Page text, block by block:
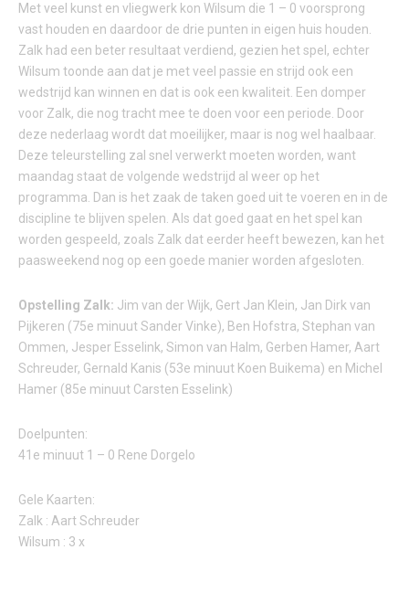
Met veel kunst en vliegwerk kon Wilsum die 1 – 0 voorsprong
vast houden en daardoor de drie punten in eigen huis houden.
Zalk had een beter resultaat verdiend, gezien het spel, echter
Wilsum toonde aan dat je met veel passie en strijd ook een
wedstrijd kan winnen en dat is ook een kwaliteit. Een domper
voor Zalk, die nog tracht mee te doen voor een periode. Door
deze nederlaag wordt dat moeilijker, maar is nog wel haalbaar.
Deze teleurstelling zal snel verwerkt moeten worden, want
maandag staat de volgende wedstrijd al weer op het
programma. Dan is het zaak de taken goed uit te voeren en in de
discipline te blijven spelen. Als dat goed gaat en het spel kan
worden gespeeld, zoals Zalk dat eerder heeft bewezen, kan het
paasweekend nog op een goede manier worden afgesloten.
Opstelling Zalk: Jim van der Wijk, Gert Jan Klein, Jan Dirk van
Pijkeren (75e minuut Sander Vinke), Ben Hofstra, Stephan van
Ommen, Jesper Esselink, Simon van Halm, Gerben Hamer, Aart
Schreuder, Gernald Kanis (53e minuut Koen Buikema) en Michel
Hamer (85e minuut Carsten Esselink)
Doelpunten:
41e minuut 1 – 0 Rene Dorgelo
Gele Kaarten:
Zalk : Aart Schreuder
Wilsum : 3 x